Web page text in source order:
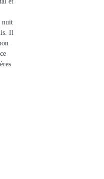
nuit
Il